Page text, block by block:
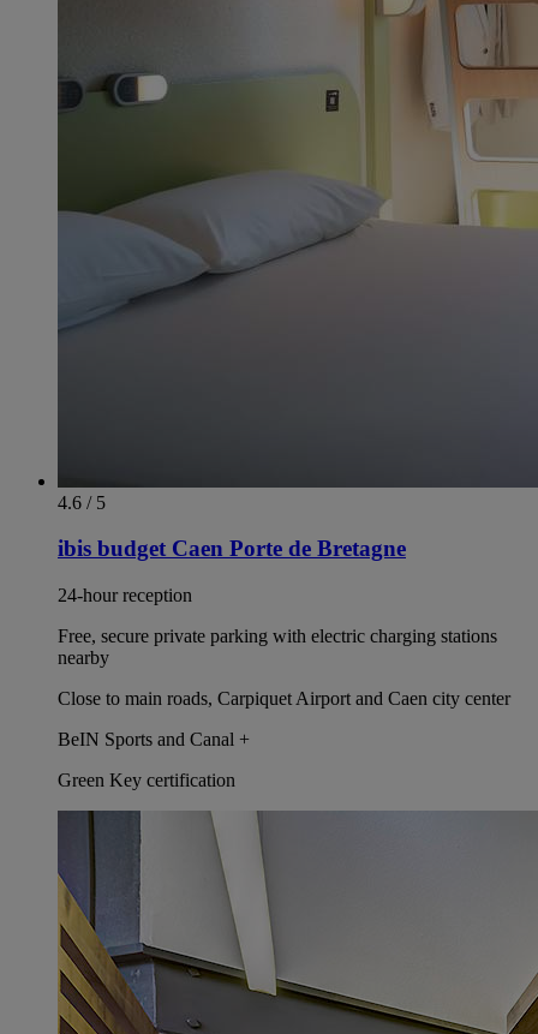
4.6 / 5
ibis budget Caen Porte de Bretagne
24-hour reception
Free, secure private parking with electric charging stations
nearby
Close to main roads, Carpiquet Airport and Caen city center
BeIN Sports and Canal +
Green Key certification